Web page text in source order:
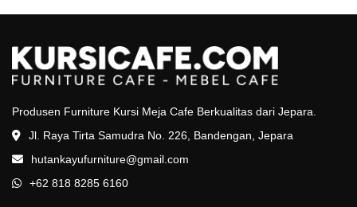
Produsen Furniture Kursi Meja Cafe Berkualitas dari Jepara.
Jl. Raya Tirta Samudra No. 226, Bandengan, Jepara
hutankayufurniture@gmail.com
+62 818 8285 6160